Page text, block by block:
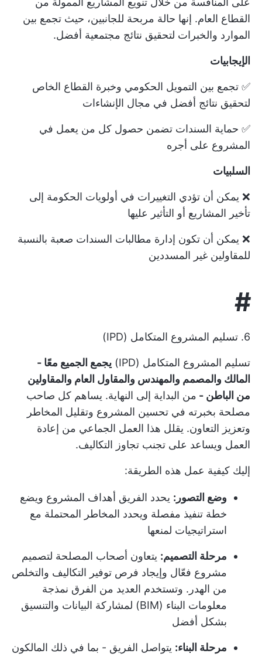
القطاع العام. إنها حالة مربحة للجانبين، حيث تجمع بين
الموارد والخبرات لتحقيق نتائج مجتمعية أفضل.
الإيجابيات
✅ تجمع بين التمويل الحكومي وخبرة القطاع الخاص
لتحقيق نتائج أفضل في مجال الإنشاءات
✅ حماية السندات تضمن حصول كل من يعمل في
المشروع على أجره
السلبيات
❌ يمكن أن تؤدي التغييرات في أولويات الحكومة إلى
تأخير المشاريع أو التأثير عليها
❌ يمكن أن تكون إدارة مطالبات السندات صعبة بالنسبة
للمقاولين غير المسددين
#
6. تسليم المشروع المتكامل (IPD)
تسليم المشروع المتكامل (IPD)
يجمع الجميع معًا -
المالك والمصمم والمهندس والمقاول العام والمقاولين
من الباطن - من البداية إلى النهاية. يساهم كل صاحب
مصلحة بخبرته في تحسين المشروع وتقليل المخاطر
وتعزيز التعاون. يقلل هذا العمل الجماعي من إعادة
العمل ويساعد على تجنب تجاوز التكاليف.
إليك كيفية عمل هذه الطريقة:
وضع التصور: يحدد الفريق أهداف المشروع ويضع
خطة تنفيذ مفصلة ويحدد المخاطر المحتملة مع
استراتيجيات لمنعها
مرحلة التصميم: يتعاون أصحاب المصلحة لتصميم
مشروع فعّال وإيجاد فرص توفير التكاليف والتخلص
من الهدر. وتستخدم العديد من الفرق نمذجة
معلومات البناء (BIM) لمشاركة البيانات والتنسيق
بشكل أفضل
مرحلة البناء: يتواصل الفريق - بما في ذلك المالكون